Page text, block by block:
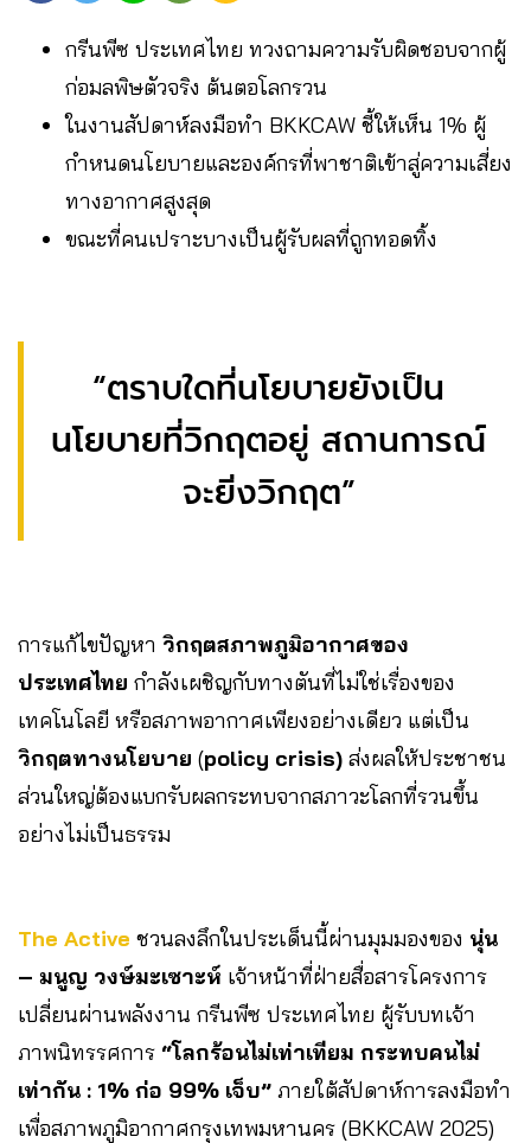
กรีนพีซ ประเทศไทย ทวงถามความรับผิดชอบจากผู้
ก่อมลพิษตัวจริง ต้นตอโลกรวน
ในงานสัปดาห์ลงมือทำ BKKCAW ชี้ให้เห็น 1% ผู้
กำหนดนโยบายและองค์กรที่พาชาติเข้าสู่ความเสี่ยง
ทางอากาศสูงสุด
ขณะที่คนเปราะบางเป็นผู้รับผลที่ถูกทอดทิ้ง
“ตราบใดที่นโยบายยังเป็น
นโยบายที่วิกฤตอยู่ สถานการณ์
จะยิ่งวิกฤต”
การแก้ไขปัญหา วิกฤตสภาพภูมิอากาศของ
ประเทศไทย กำลังเผชิญกับทางตันที่ไม่ใช่เรื่องของ
เทคโนโลยี หรือสภาพอากาศเพียงอย่างเดียว แต่เป็น
วิกฤตทางนโยบาย (policy crisis) ส่งผลให้ประชาชน
ส่วนใหญ่ต้องแบกรับผลกระทบจากสภาวะโลกที่รวนขึ้น
อย่างไม่เป็นธรรม
The Active ชวนลงลึกในประเด็นนี้ผ่านมุมมองของ นุ่น
– มนูญ วงษ์มะเซาะห์ เจ้าหน้าที่ฝ่ายสื่อสารโครงการ
เปลี่ยนผ่านพลังงาน กรีนพีซ ประเทศไทย ผู้รับบทเจ้า
ภาพนิทรรศการ “โลกร้อนไม่เท่าเทียม กระทบคนไม่
เท่ากัน : 1% ก่อ 99% เจ็บ” ภายใต้สัปดาห์การลงมือทำ
เพื่อสภาพภูมิอากาศกรุงเทพมหานคร (BKKCAW 2025)